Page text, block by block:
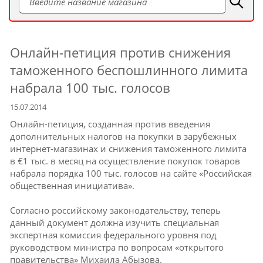
Онлайн-петиция против снижения
таможенного беспошлинного лимита
набрала 100 тыс. голосов
15.07.2014
Онлайн-петиция, созданная против введения
дополнительных налогов на покупки в зарубежных
интернет-магазинах и снижения таможенного лимита
в €1 тыс. в месяц на осуществление покупок товаров
набрала порядка 100 тыс. голосов на сайте «Российская
общественная инициатива».
Согласно российскому законодательству, теперь
данный документ должна изучить специальная
экспертная комиссия федерального уровня под
руководством министра по вопросам «открытого
правительства» Михаила Абызова.